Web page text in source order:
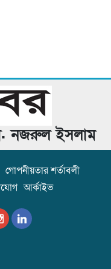
নজরুল ইসলাম
গোপনীয়তার শর্তাবলী
আর্কাইভ